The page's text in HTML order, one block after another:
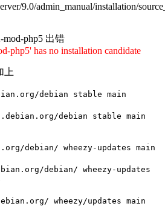
9.0/admin_manual/installation/
mod-php5 出错
php5' has no installation candidate
上
debian stable main
debian stable main
debian/ wheezy-updates main
debian/ wheezy-updates
wheezy/updates main